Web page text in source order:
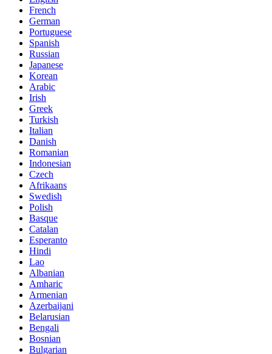
French
German
Portuguese
Spanish
Russian
Japanese
Korean
Arabic
Irish
Greek
Turkish
Italian
Danish
Romanian
Indonesian
Czech
Afrikaans
Swedish
Polish
Basque
Catalan
Esperanto
Hindi
Lao
Albanian
Amharic
Armenian
Azerbaijani
Belarusian
Bengali
Bosnian
Bulgarian